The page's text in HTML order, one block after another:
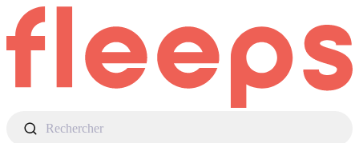
Rechercher